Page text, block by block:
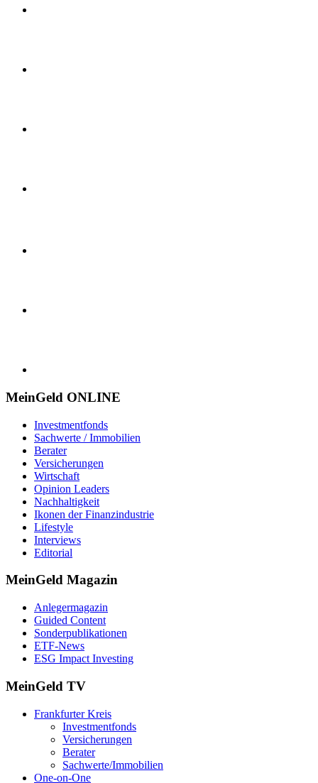
MeinGeld ONLINE
Investmentfonds
Sachwerte / Immobilien
Berater
Versicherungen
Wirtschaft
Opinion Leaders
Nachhaltigkeit
Ikonen der Finanzindustrie
Lifestyle
Interviews
Editorial
MeinGeld Magazin
Anlegermagazin
Guided Content
Sonderpublikationen
ETF-News
ESG Impact Investing
MeinGeld TV
Frankfurter Kreis
Investmentfonds
Versicherungen
Berater
Sachwerte/Immobilien
One-on-One